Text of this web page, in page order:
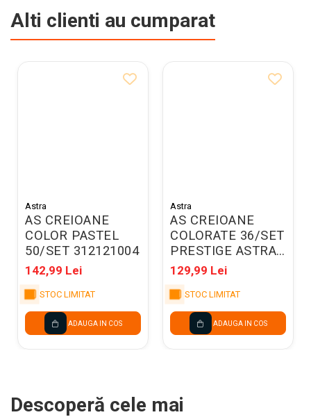
Alti clienti au cumparat
Astra
AS CREIOANE
COLOR PASTEL
50/SET 312121004
142,99 Lei
STOC LIMITAT
ADAUGA IN COS
Astra
AS CREIOANE
COLORATE 36/SET
PRESTIGE ASTRA
312117003
129,99 Lei
STOC LIMITAT
ADAUGA IN COS
Descoperă cele mai